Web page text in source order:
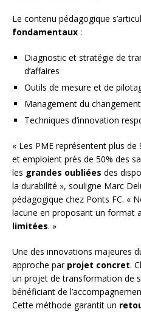
Le contenu pédagogique
fondamentaux :
Diagnostic et stratégie de
d’affaires
Outils de mesure et de
Management du
Techniques d’innovation
« Les PME représentent plus
et emploient près de 50% des
les grandes oubliées des
la durabilité », souligne Marc
pédagogique chez Ponts FC. «
lacune en proposant un format
limitées. »
Une des innovations majeures
approche par projet concret.
un projet de transformation de
bénéficiant de
Cette méthode garantit un